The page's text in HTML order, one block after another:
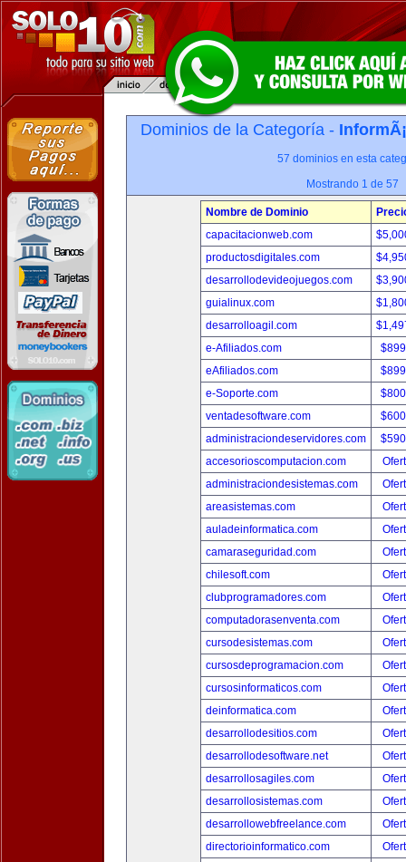
Dominios de la Categoría -
57 dominios en esta
Mostrando 1 de 57
Nombre de Dominio
capacitacionweb.com
productosdigitales.com
desarrollodevideojuegos.com
guialinux.com
desarrolloagil.com
e-Afiliados.com
eAfiliados.com
e-Soporte.com
ventadesoftware.com
administraciondeservidores.com
accesorioscomputacion.com
administraciondesistemas.com
areasistemas.com
auladeinformatica.com
camaraseguridad.com
chilesoft.com
clubprogramadores.com
computadorasenventa.com
cursodesistemas.com
cursosdeprogramacion.com
cursosinformaticos.com
deinformatica.com
desarrollodesitios.com
desarrollodesoftware.net
desarrollosagiles.com
desarrollosistemas.com
desarrollowebfreelance.com
directorioinformatico.com